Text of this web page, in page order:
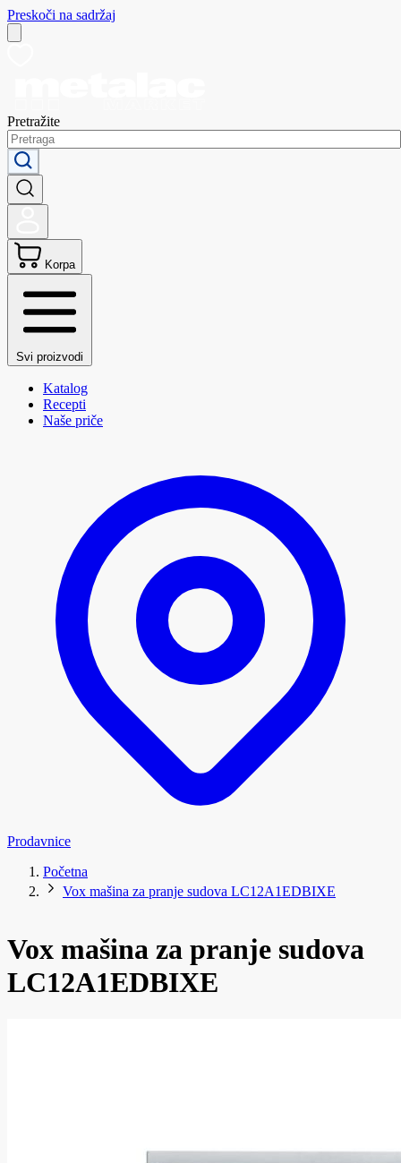
Preskoči na sadržaj
Pretražite
Korpa
Svi proizvodi
Katalog
Recepti
Naše priče
Prodavnice
Početna
Vox mašina za pranje sudova LC12A1EDBIXE
Vox mašina za pranje sudova
LC12A1EDBIXE